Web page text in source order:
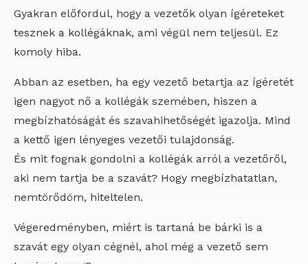
Gyakran előfordul, hogy a vezetők olyan ígéreteket
tesznek a kollégáknak, ami végül nem teljesül. Ez
komoly hiba.
Abban az esetben, ha egy vezető betartja az ígéretét
igen nagyot nő a kollégák szemében, hiszen a
megbízhatóságát és szavahihetőségét igazolja. Mind
a kettő igen lényeges vezetői tulajdonság.
És mit fognak gondolni a kollégák arról a vezetőről,
aki nem tartja be a szavát? Hogy megbízhatatlan,
nemtörődöm, hiteltelen.
Végeredményben, miért is tartaná be bárki is a
szavát egy olyan cégnél, ahol még a vezető sem